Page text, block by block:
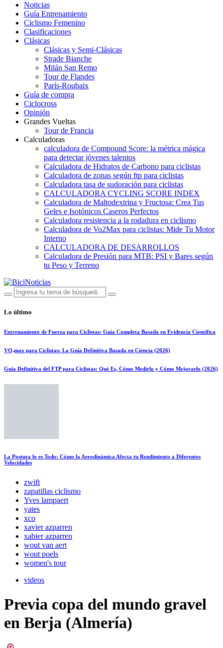
Noticias
Guía Entrenamiento
Ciclismo Femenino
Clasificaciones
Clásicas
Clásicas y Semi-Clásicas
Strade Bianche
Milán San Remo
Tour de Flandes
París-Roubaix
Guía de compra
Ciclocross
Opinión
Grandes Vueltas
Tour de Francia
Calculadoras
calculadora de Compound Score: la métrica mágica
para detectar jóvenes talentos
Calculadora de Hidratos de Carbono para ciclistas
Calculadora de zonas según ftp para ciclistas
Calculadora tasa de sudoración para ciclistas
CALCULADORA CYCLING SCORE INDEX
Calculadora de Maltodextrina y Fructosa: Crea Tus
Geles e Isotónicos Caseros Perfectos
Calculadora resistencia a la rodadura en ciclismo
Calculadora de Vo2Max para ciclistas: Mide Tu Motor
Interno
CALCULADORA DE DESARROLLOS
Calculadora de Presión para MTB: PSI y Bares según
tu Peso y Terreno
Lo último
Entrenamiento de Fuerza para Ciclistas: Guía Completa Basada en Evidencia Científica
VO₂max para Ciclistas: La Guía Definitiva Basada en Ciencia (2026)
Guía Definitiva del FTP para Ciclistas: Qué Es, Cómo Medirlo y Cómo Mejorarlo (2026)
La Postura lo es Todo: Cómo la Aerodinámica Afecta tu Rendimiento a Diferentes
Velocidades
zwift
zapatillas ciclismo
Yves lampaert
yates
xco
xavier azparren
xabier azparren
wout van aert
wout poels
women's tour
videos
Previa copa del mundo gravel
en Berja (Almería)